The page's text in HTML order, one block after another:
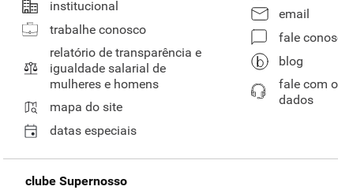
institucional
trabalhe conosco
relatório de transparência e
igualdade salarial de
mulheres e homens
mapa do site
datas especiais
email
fale
blog
fale com
dados
clube Supernosso